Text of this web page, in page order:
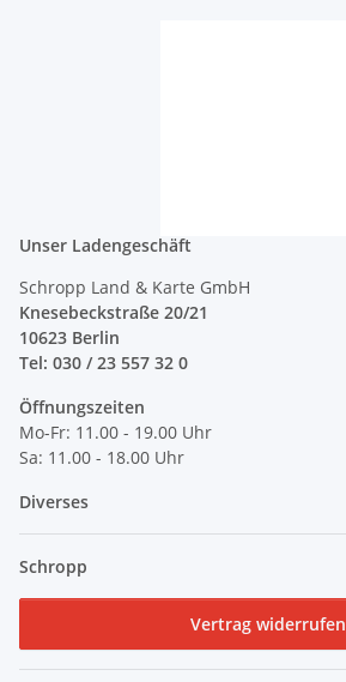
Unser Ladengeschäft
Schropp Land & Karte GmbH
Knesebeckstraße 20/21
10623 Berlin
Tel: 030 / 23 557 32 0
Öffnungszeiten
Mo-Fr: 11.00 - 19.00 Uhr
Sa: 11.00 - 18.00 Uhr
Diverses
Schropp
Vertrag widerrufen